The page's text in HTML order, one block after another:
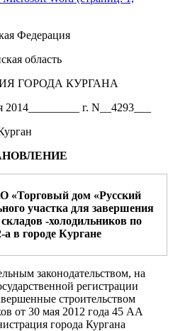
Федерация
область
ГОРОДА КУРГАНА
г. N__4293___
«Торговый дом «Русский
участка для завершения
-холодильников по
-а в городе Кургане
законодательством, на
регистрации
строительством
от 30 мая 2012 года 45 АА
города Кургана